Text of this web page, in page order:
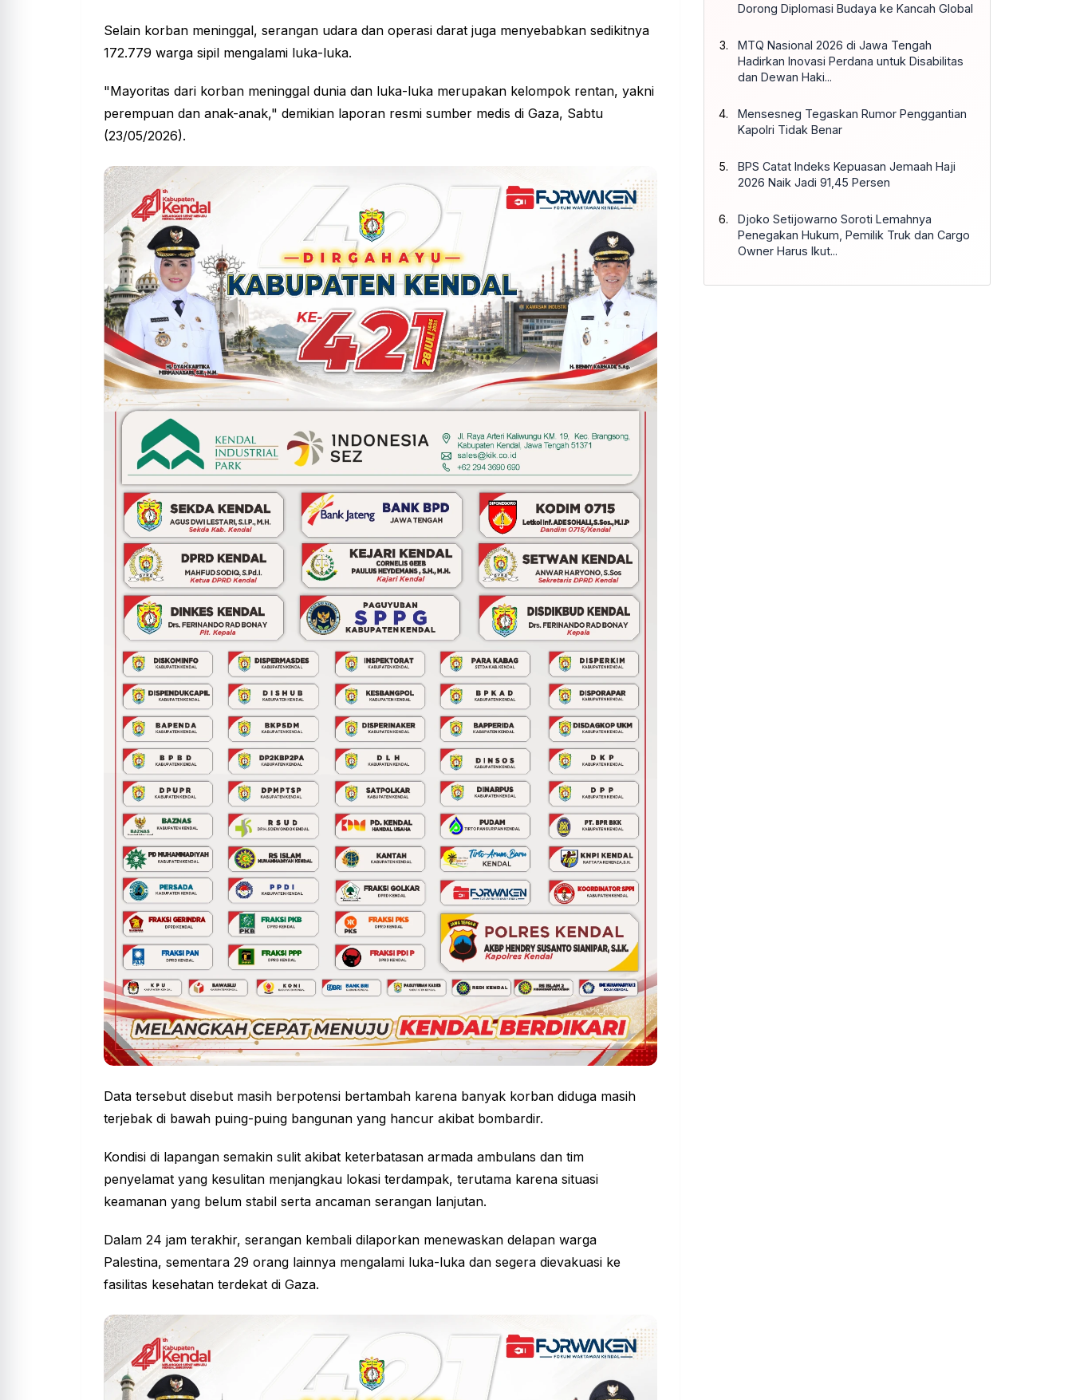
Selain korban meninggal, serangan udara dan operasi darat juga menyebabkan sedikitnya
172.779 warga sipil mengalami luka-luka.
"Mayoritas dari korban meninggal dunia dan luka-luka merupakan kelompok rentan, yakni
perempuan dan anak-anak," demikian laporan resmi sumber medis di Gaza, Sabtu
(23/05/2026).
Data tersebut disebut masih berpotensi bertambah karena banyak korban diduga masih
terjebak di bawah puing-puing bangunan yang hancur akibat bombardir.
Kondisi di lapangan semakin sulit akibat keterbatasan armada ambulans dan tim
penyelamat yang kesulitan menjangkau lokasi terdampak, terutama karena situasi
keamanan yang belum stabil serta ancaman serangan lanjutan.
Dalam 24 jam terakhir, serangan kembali dilaporkan menewaskan delapan warga
Palestina, sementara 29 orang lainnya mengalami luka-luka dan segera dievakuasi ke
fasilitas kesehatan terdekat di Gaza.
Dorong Diplomasi Budaya ke Kancah Global
MTQ Nasional 2026 di Jawa Tengah
Hadirkan Inovasi Perdana untuk Disabilitas
dan Dewan Haki...
Mensesneg Tegaskan Rumor Penggantian
Kapolri Tidak Benar
BPS Catat Indeks Kepuasan Jemaah Haji
2026 Naik Jadi 91,45 Persen
Djoko Setijowarno Soroti Lemahnya
Penegakan Hukum, Pemilik Truk dan Cargo
Owner Harus Ikut...